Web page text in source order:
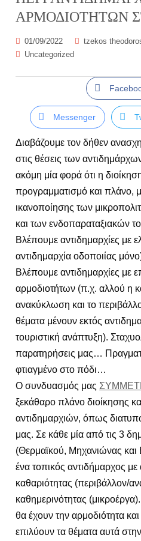
ΑΡΜΟΔΙΟΤΗΤΩΝ
01/09/2022 tzekos
Uncategorized
Messenger
Διαβάζουμε τον δήθεν
στις θέσεις των
ακόμη μία φορά ότι η διοίκηση
προγραμματισμό και πλάνο,
ικανοποίησης των
και των ενδοπαραταξιακών
Βλέπουμε αντιδημαρχίες με
αντιδημαρχία οδοποιίας
Βλέπουμε αντιδημαρχίες με
αρμοδιοτήτων (π.χ. αλλού η
ανακύκλωση και το
θέματα μένουν εκτός
τουριστική ανάπτυξη).
παρατηρήσεις μας…
φτιαγμένο στο πόδι…
Ο συνδυασμός μας
ξεκάθαρο πλάνο διοίκησης
αντιδημαρχιών, όπως
μας. Σε κάθε μία από τις 3
(Θερμαϊκού, Μηχανιώνας και
ένα τοπικός αντιδήμαρχος με
καθαριότητας (περιβάλλον/
καθημερινότητας
θα έχουν την αρμοδιότητα
επιλύουν τα θέματα αυτά